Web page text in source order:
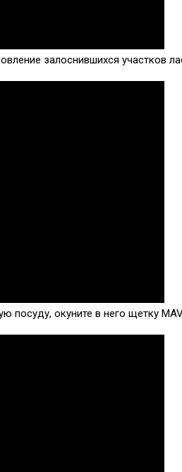
залоснившихся участков
посуду, окуните в него щетку